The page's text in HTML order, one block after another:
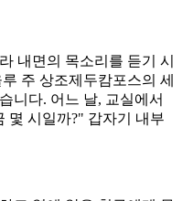
내면의 목소리를 듣기 시
주 상조제두캄포스의 세
니다. 어느 날, 교실에서
몇 시일까?" 갑자기 내부